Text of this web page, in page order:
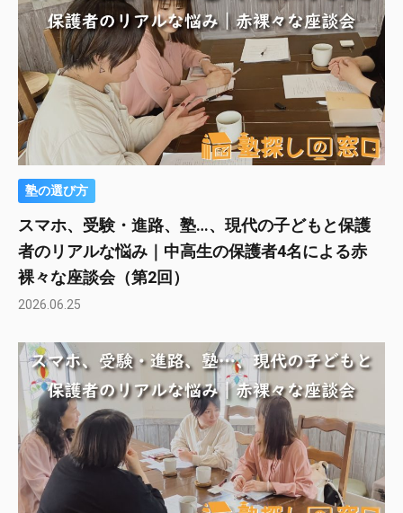
塾の選び方
スマホ、受験・進路、塾…、現代の子どもと保護
者のリアルな悩み｜中高生の保護者4名による赤
裸々な座談会（第2回）
2026.06.25